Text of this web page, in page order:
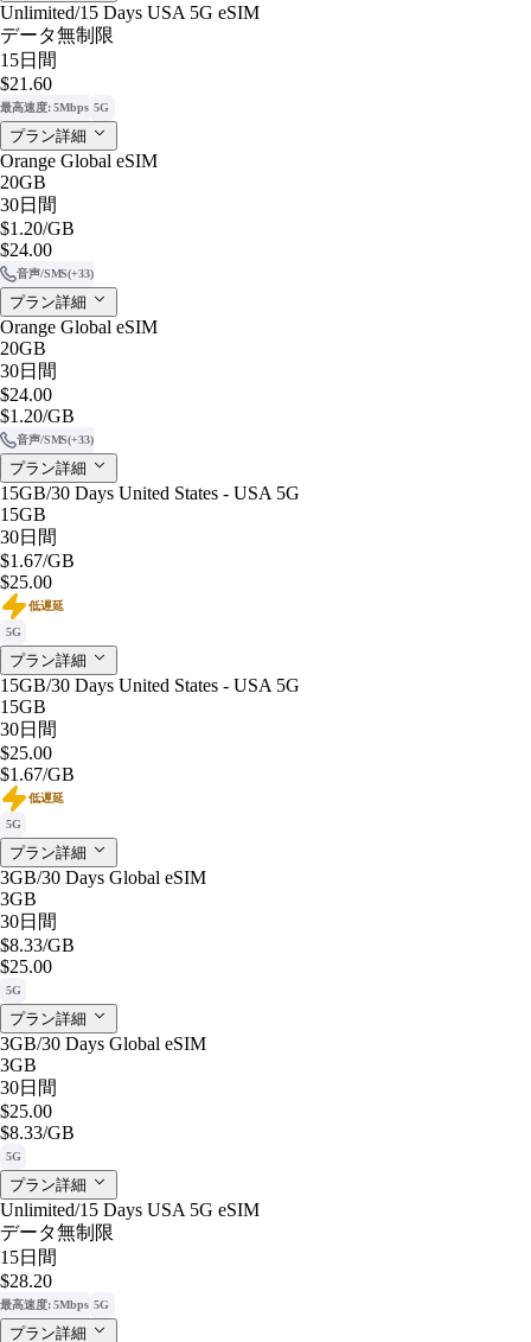
Unlimited/15 Days USA 5G eSIM
データ無制限
15日間
$21.60
最高速度: 5Mbps 5G
プラン詳細
Orange Global eSIM
20GB
30日間
$1.20/GB
$24.00
音声/SMS(+33)
プラン詳細
Orange Global eSIM
20GB
30日間
$24.00
$1.20/GB
音声/SMS(+33)
プラン詳細
15GB/30 Days United States - USA 5G
15GB
30日間
$1.67/GB
$25.00
低遅延
5G
プラン詳細
15GB/30 Days United States - USA 5G
15GB
30日間
$25.00
$1.67/GB
低遅延
5G
プラン詳細
3GB/30 Days Global eSIM
3GB
30日間
$8.33/GB
$25.00
5G
プラン詳細
3GB/30 Days Global eSIM
3GB
30日間
$25.00
$8.33/GB
5G
プラン詳細
Unlimited/15 Days USA 5G eSIM
データ無制限
15日間
$28.20
最高速度: 5Mbps 5G
プラン詳細